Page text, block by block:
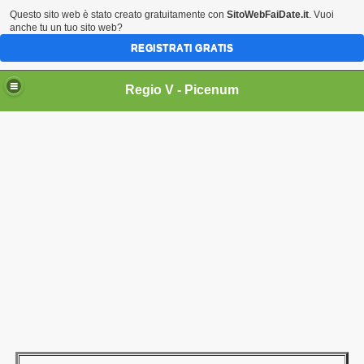
Regio V - Picenum
Questo sito web è stato creato gratuitamente con SitoWebFaiDate.it. Vuoi
anche tu un tuo sito web?
REGISTRATI GRATIS